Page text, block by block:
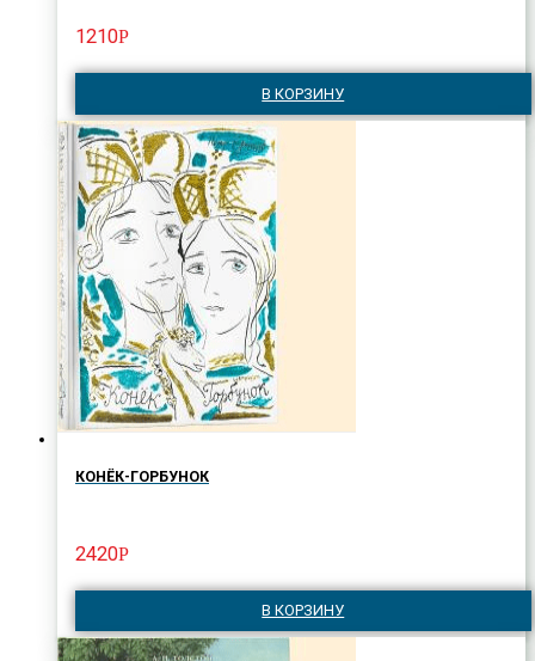
1210Р
В КОРЗИНУ
КОНЁК-ГОРБУНОК
2420Р
В КОРЗИНУ